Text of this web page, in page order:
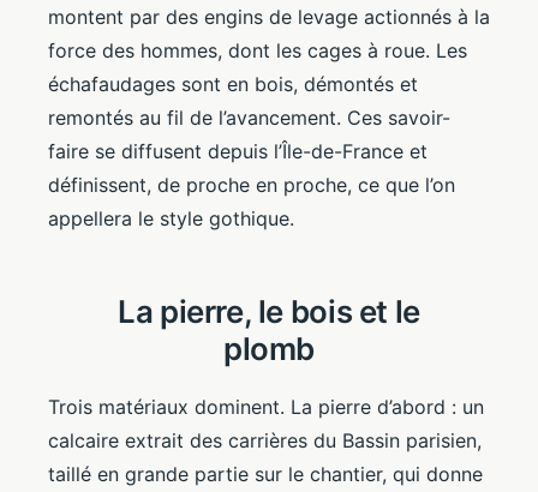
montent par des engins de levage actionnés à la
force des hommes, dont les cages à roue. Les
échafaudages sont en bois, démontés et
remontés au fil de l’avancement. Ces savoir-
faire se diffusent depuis l’Île-de-France et
définissent, de proche en proche, ce que l’on
appellera le style gothique.
La pierre, le bois et le
plomb
Trois matériaux dominent. La pierre d’abord : un
calcaire extrait des carrières du Bassin parisien,
taillé en grande partie sur le chantier, qui donne